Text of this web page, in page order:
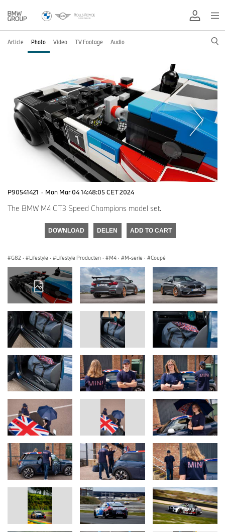
Article Photo Video TV Footage Audio
P90541421 · Mon Mar 04 14:48:05 CET 2024
The BMW M4 GT3 Speed Champions model set.
DOWNLOAD DELEN ADD TO CART
G82 · Lifestyle · Lifestyle Producten · M4 · M-serie · Coupé